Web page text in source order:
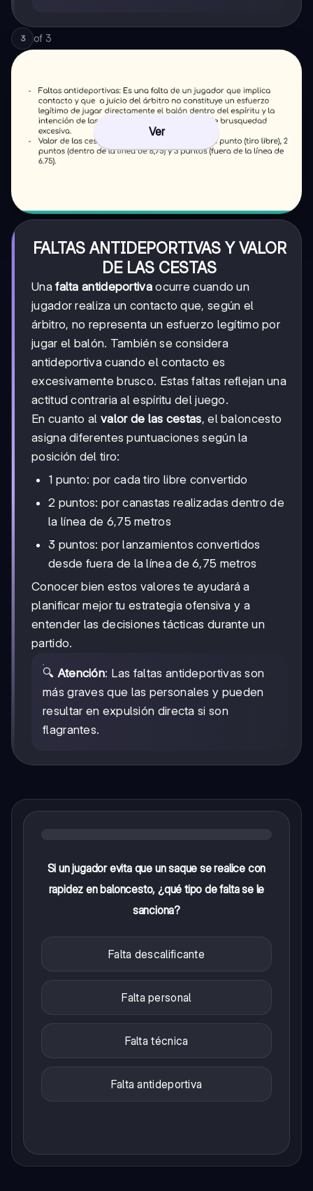
3 of 3
Ver
FALTAS ANTIDEPORTIVAS Y VALOR
DE LAS CESTAS
Unafalta antideportivaocurre cuando un
jugador realiza un contacto que, según el
árbitro, no representa un esfuerzo legítimo por
jugar el balón. También se considera
antideportiva cuando el contacto es
excesivamente brusco. Estas faltas reflejan una
actitud contraria al espíritu del juego.
En cuanto al valor de las cestas, el baloncesto
asigna diferentes puntuaciones según la
posición del tiro:
1 punto: por cada tiro libre convertido
2 puntos: por canastas realizadas dentro de
la línea de 6,75 metros
3 puntos: por lanzamientos convertidos
desde fuera de la línea de 6,75 metros
Conocer bien estos valores te ayudará a
planificar mejor tu estrategia ofensiva y a
entender las decisiones tácticas durante un
partido.
🔍 Atención: Las faltas antideportivas son
más graves que las personales y pueden
resultar en expulsión directa si son
flagrantes.
Si un jugador evita que un saque se realice con
rapidez en baloncesto, ¿qué tipo de falta se le
sanciona?
Falta descalificante
Falta personal
Falta técnica
Falta antideportiva